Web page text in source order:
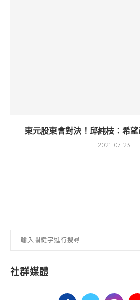
東元股東會對決！邱純枝：希
2021-07-23
社群媒體